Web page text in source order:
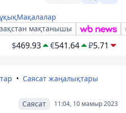
Мақалалар
мақтанышы
$469.93 €541.64 ₽5.71
Саясат жаңалықтары
11:04, 10 мамыр 2023
Саясат